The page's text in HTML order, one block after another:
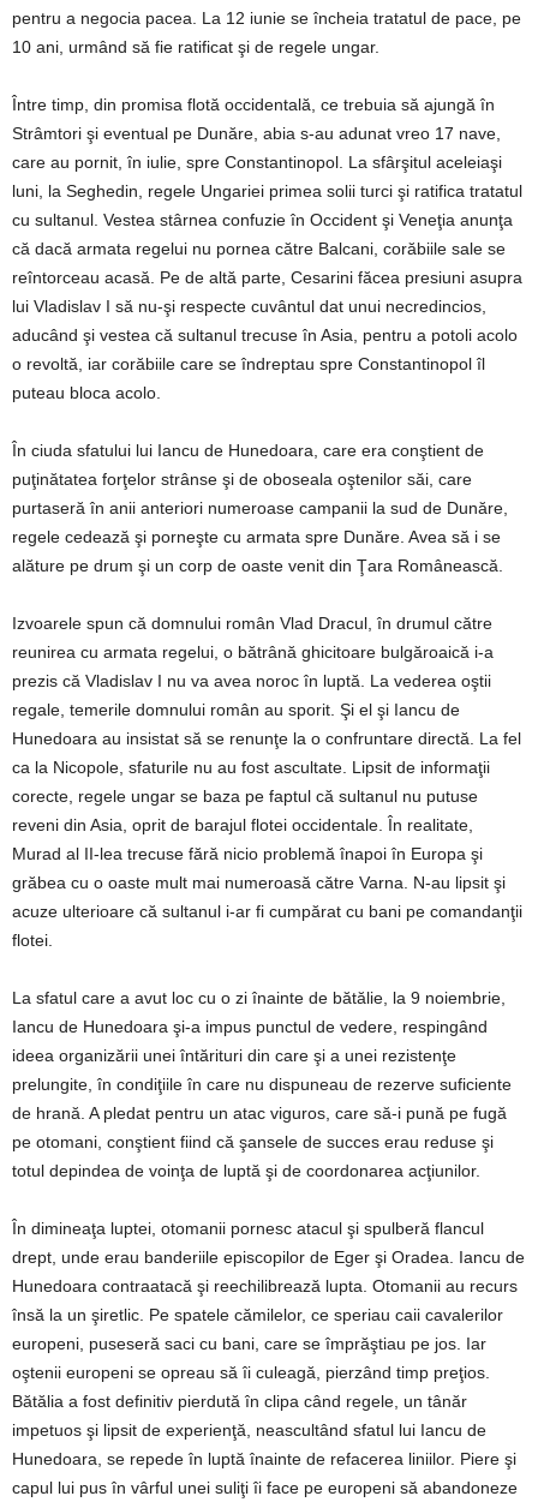
pentru a negocia pacea. La 12 iunie se încheia tratatul de pace, pe
10 ani, urmând să fie ratificat şi de regele ungar.
Între timp, din promisa flotă occidentală, ce trebuia să ajungă în
Strâmtori şi eventual pe Dunăre, abia s-au adunat vreo 17 nave,
care au pornit, în iulie, spre Constantinopol. La sfârşitul aceleiaşi
luni, la Seghedin, regele Ungariei primea solii turci şi ratifica tratatul
cu sultanul. Vestea stârnea confuzie în Occident şi Veneţia anunţa
că dacă armata regelui nu pornea către Balcani, corăbiile sale se
reîntorceau acasă. Pe de altă parte, Cesarini făcea presiuni asupra
lui Vladislav I să nu-şi respecte cuvântul dat unui necredincios,
aducând şi vestea că sultanul trecuse în Asia, pentru a potoli acolo
o revoltă, iar corăbiile care se îndreptau spre Constantinopol îl
puteau bloca acolo.
În ciuda sfatului lui Iancu de Hunedoara, care era conştient de
puţinătatea forţelor strânse şi de oboseala oştenilor săi, care
purtaseră în anii anteriori numeroase campanii la sud de Dunăre,
regele cedează şi porneşte cu armata spre Dunăre. Avea să i se
alăture pe drum şi un corp de oaste venit din Ţara Românească.
Izvoarele spun că domnului român Vlad Dracul, în drumul către
reunirea cu armata regelui, o bătrână ghicitoare bulgăroaică i-a
prezis că Vladislav I nu va avea noroc în luptă. La vederea oştii
regale, temerile domnului român au sporit. Şi el şi Iancu de
Hunedoara au insistat să se renunţe la o confruntare directă. La fel
ca la Nicopole, sfaturile nu au fost ascultate. Lipsit de informaţii
corecte, regele ungar se baza pe faptul că sultanul nu putuse
reveni din Asia, oprit de barajul flotei occidentale. În realitate,
Murad al II-lea trecuse fără nicio problemă înapoi în Europa şi
grăbea cu o oaste mult mai numeroasă către Varna. N-au lipsit şi
acuze ulterioare că sultanul i-ar fi cumpărat cu bani pe comandanţii
flotei.
La sfatul care a avut loc cu o zi înainte de bătălie, la 9 noiembrie,
Iancu de Hunedoara şi-a impus punctul de vedere, respingând
ideea organizării unei întărituri din care şi a unei rezistenţe
prelungite, în condiţiile în care nu dispuneau de rezerve suficiente
de hrană. A pledat pentru un atac viguros, care să-i pună pe fugă
pe otomani, conştient fiind că şansele de succes erau reduse şi
totul depindea de voinţa de luptă şi de coordonarea acţiunilor.
În dimineaţa luptei, otomanii pornesc atacul şi spulberă flancul
drept, unde erau banderiile episcopilor de Eger şi Oradea. Iancu de
Hunedoara contraatacă şi reechilibrează lupta. Otomanii au recurs
însă la un şiretlic. Pe spatele cămilelor, ce speriau caii cavalerilor
europeni, puseseră saci cu bani, care se împrăştiau pe jos. Iar
oştenii europeni se opreau să îi culeagă, pierzând timp preţios.
Bătălia a fost definitiv pierdută în clipa când regele, un tânăr
impetuos şi lipsit de experienţă, neascultând sfatul lui Iancu de
Hunedoara, se repede în luptă înainte de refacerea liniilor. Piere şi
capul lui pus în vârful unei suliţi îi face pe europeni să abandoneze